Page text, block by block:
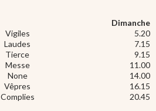
Dimanche
Vigiles
5.20
Laudes
7.15
Tierce
9.15
Messe
11.00
None
14.00
Vêpres
16.15
Complies 20.45